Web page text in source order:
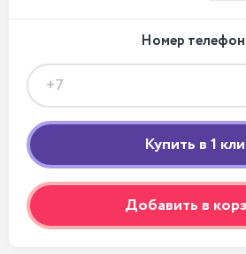
Номер
Добавить в